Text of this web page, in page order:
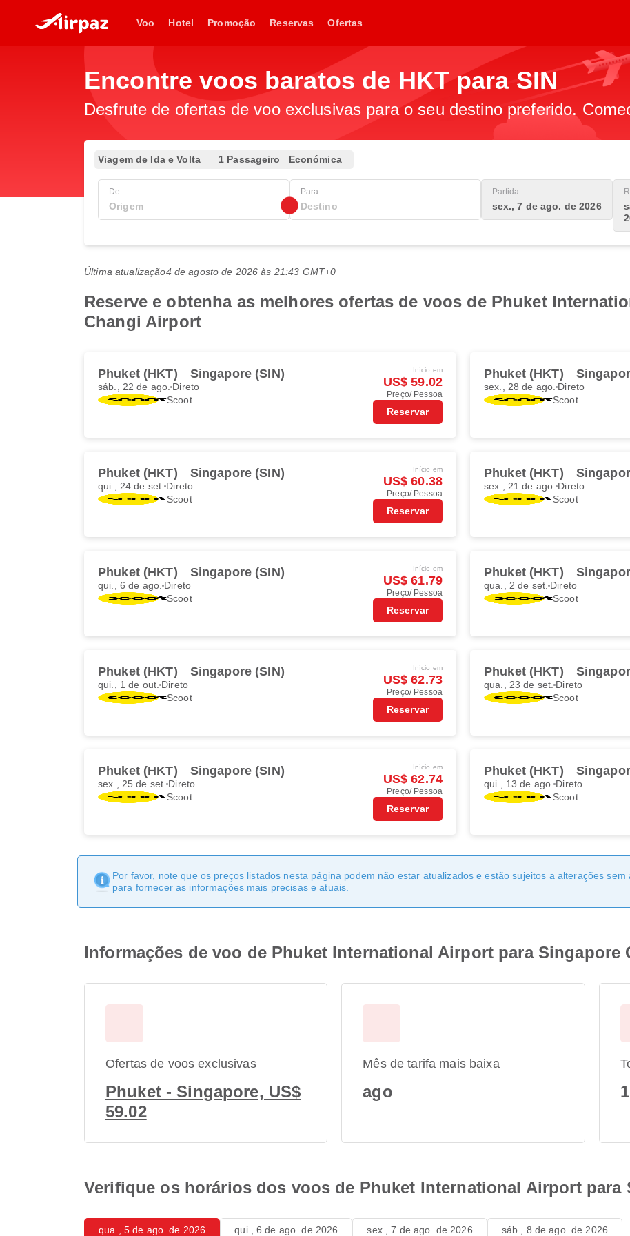
Voo Hotel Promoção Reservas Ofertas
Encontre voos baratos de HKT para SIN
Desfrute de ofertas de voo exclusivas para o seu destino preferido.
Viagem de Ida e Volta 1 Passageiro Económica
De Para Partida
sex., 7 de ago. de 2026
Última atualização4 de agosto de 2026 às 21:43 GMT+0
Reserve e obtenha as melhores ofertas de voos de Phuket
Changi Airport
Phuket (HKT) Singapore (SIN)
sáb., 22 de ago. Direto
Scoot
Início em
US$ 59.02
Preço/ Pessoa
Reservar
Phuket (HKT)
sex., 28 de ago. Direto
Scoot
Phuket (HKT) Singapore (SIN)
qui., 24 de set. Direto
Scoot
Início em
US$ 60.38
Preço/ Pessoa
Reservar
Phuket (HKT)
sex., 21 de ago. Direto
Scoot
Phuket (HKT) Singapore (SIN)
qui., 6 de ago. Direto
Scoot
Início em
US$ 61.79
Preço/ Pessoa
Reservar
Phuket (HKT)
qua., 2 de set. Direto
Scoot
Phuket (HKT) Singapore (SIN)
qui., 1 de out. Direto
Scoot
Início em
US$ 62.73
Preço/ Pessoa
Reservar
Phuket (HKT)
qua., 23 de set. Direto
Scoot
Phuket (HKT) Singapore (SIN)
sex., 25 de set. Direto
Scoot
Início em
US$ 62.74
Preço/ Pessoa
Reservar
Phuket (HKT)
qui., 13 de ago. Direto
Scoot
Por favor, note que os preços listados nesta página podem não estar atualizados e estão sujeitos a alterações
para fornecer as informações mais precisas e atuais.
Informações de voo de Phuket International Airport para Singapore
Ofertas de voos exclusivas
Phuket - Singapore, US$
59.02
Mês de tarifa mais baixa
ago 1
Verifique os horários dos voos de Phuket International Airport para
qua., 5 de ago. de 2026 qui., 6 de ago. de 2026 sex., 7 de ago. de 2026 sáb., 8 de ago. de 2026